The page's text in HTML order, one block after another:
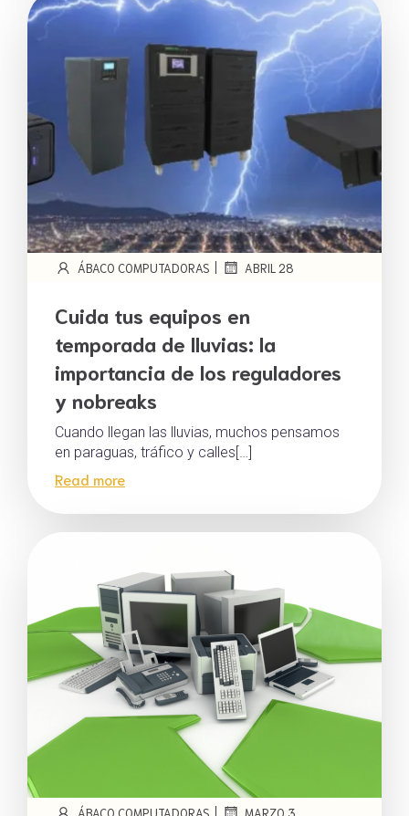
ÁBACO COMPUTADORAS | ABRIL 28
Cuida tus equipos en
temporada de lluvias: la
importancia de los reguladores
y nobreaks
Cuando llegan las lluvias, muchos pensamos
en paraguas, tráfico y calles[…]
Read more
ÁBACO COMPUTADORAS | MARZO 3